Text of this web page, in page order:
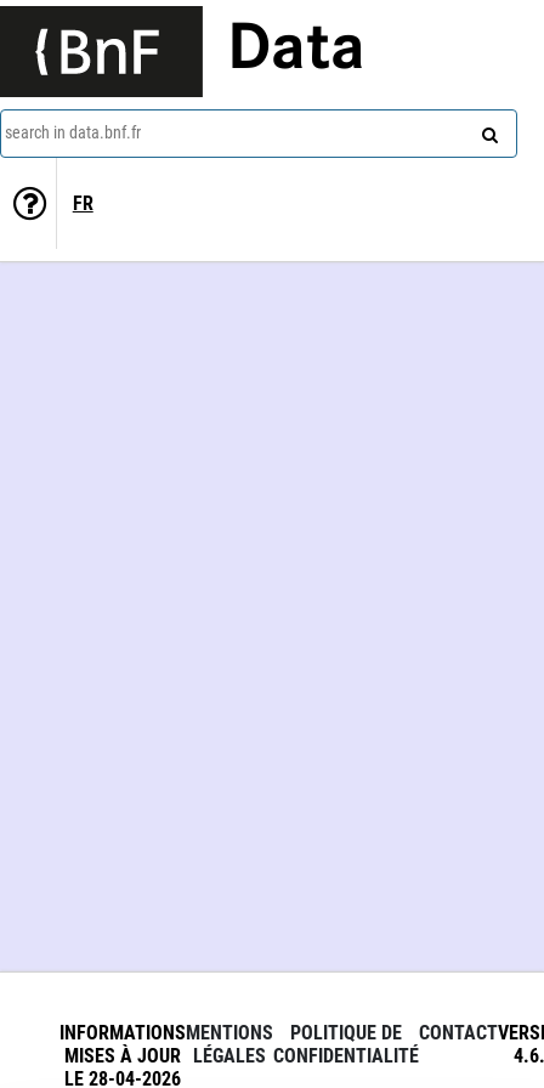
Data
search in data.bnf.fr
FR
INFORMATIONS
MISES À JOUR
LE 28-04-2026
MENTIONS
LÉGALES
POLITIQUE DE
CONFIDENTIALITÉ
CONTACT